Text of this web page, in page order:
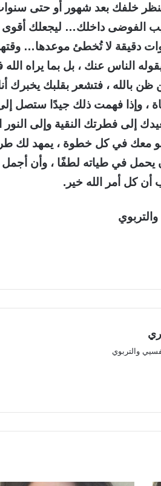
خلفك بعد شهور أو حتى
الفوضى داخلك… ليجعلك أقوى
دقيقة لا تُخطئ موعدها…
الناس عنك ، بل بما يراه
بالله ، فتشعر بقلبك يخبرك
، وإذا فهمت ذلك جيدًا ستصل
إلى فطرتك النقية وإلى
هو معك في كل خطوة ، يمهد لك
يحمل في طياته لطفًا ، وأن
كل أمر الله خير.
والتربوي